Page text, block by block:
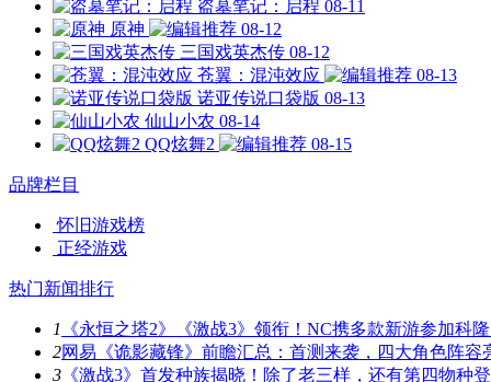
盗墓笔记：启程 08-11
原神
08-12
三国戏英杰传 08-12
苍翼：混沌效应
08-13
诺亚传说口袋版 08-13
仙山小农 08-14
QQ炫舞2
08-15
品牌栏目
怀旧游戏榜
正经游戏
热门新闻排行
1
《永恒之塔2》《激战3》领衔！NC携多款新游参加科
2网易《诡影藏锋》前瞻汇总：首测来袭，四大角色阵容
3 《激战3》首发种族揭晓！除了老三样，还有第四物种